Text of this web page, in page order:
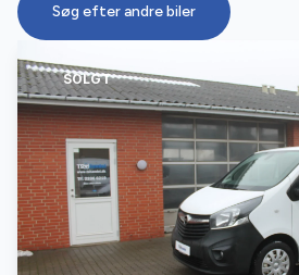
SOLGT
Søg efter andre biler